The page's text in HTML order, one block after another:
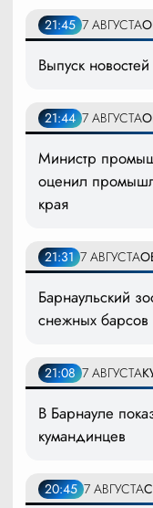
21:45 7 АВГУСТА
Выпуск
21:44 7 АВГУСТА
Министр
оценил
края
21:31 7 АВГУСТА
Барнаульский
снежных барсов
21:08 7 АВГУСТА
В Барнауле
кумандинцев
20:45 7 АВГУСТА